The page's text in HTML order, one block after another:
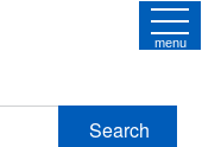
Search
menu